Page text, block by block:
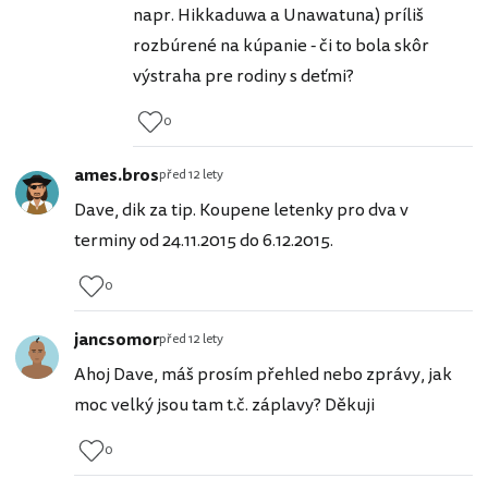
napr. Hikkaduwa a Unawatuna) príliš
rozbúrené na kúpanie - či to bola skôr
výstraha pre rodiny s deťmi?
0
ames.brospřed 12 lety
Dave, dik za tip. Koupene letenky pro dva v
terminy od 24.11.2015 do 6.12.2015.
0
jancsomorpřed 12 lety
Ahoj Dave, máš prosím přehled nebo zprávy, jak
moc velký jsou tam t.č. záplavy? Děkuji
0